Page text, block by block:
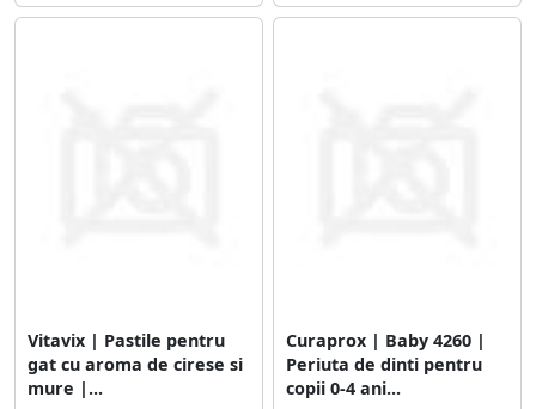
Vitavix | Pastile pentru
gat cu aroma de cirese si
mure |...
Curaprox | Baby 4260 |
Periuta de dinti pentru
copii 0-4 ani...